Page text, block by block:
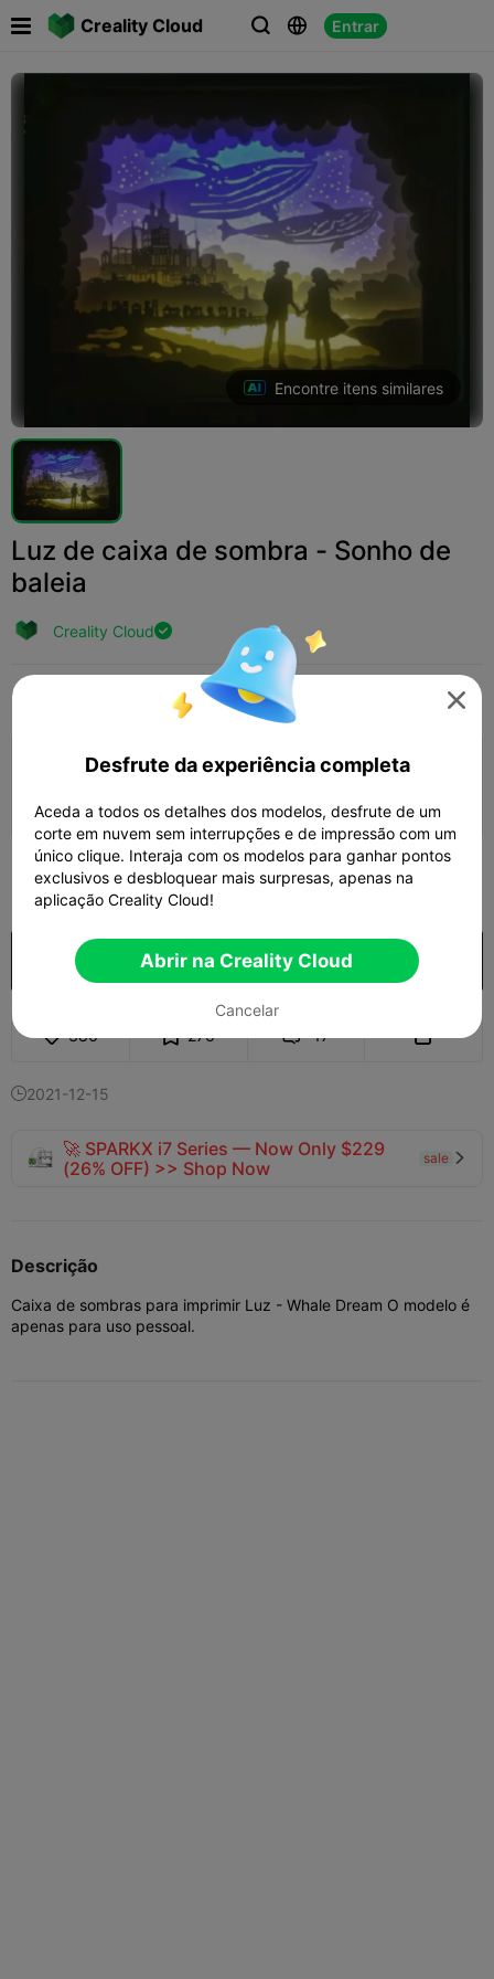
Creality Cloud   Entrar
 
Encontre itens similares
Luz de caixa de sombra - Sonho de
baleia
Creality Cloud
Print Settings Adicionar Arte e Design Arte Digital 
 Adicionar configuração de impressão
Ganhar mais pontos
100 
Comprar
386 276  17 
2021-12-15
🚀 SPARKX i7 Series — Now Only $229
(26% OFF) >> Shop Now
sale 
Descrição
Caixa de sombras para imprimir Luz - Whale Dream O modelo é
apenas para uso pessoal.

Desfrute da experiência completa
Aceda a todos os detalhes dos modelos, desfrute de um
corte em nuvem sem interrupções e de impressão com um
único clique. Interaja com os modelos para ganhar pontos
exclusivos e desbloquear mais surpresas, apenas na
aplicação Creality Cloud!
Abrir na Creality Cloud
Cancelar